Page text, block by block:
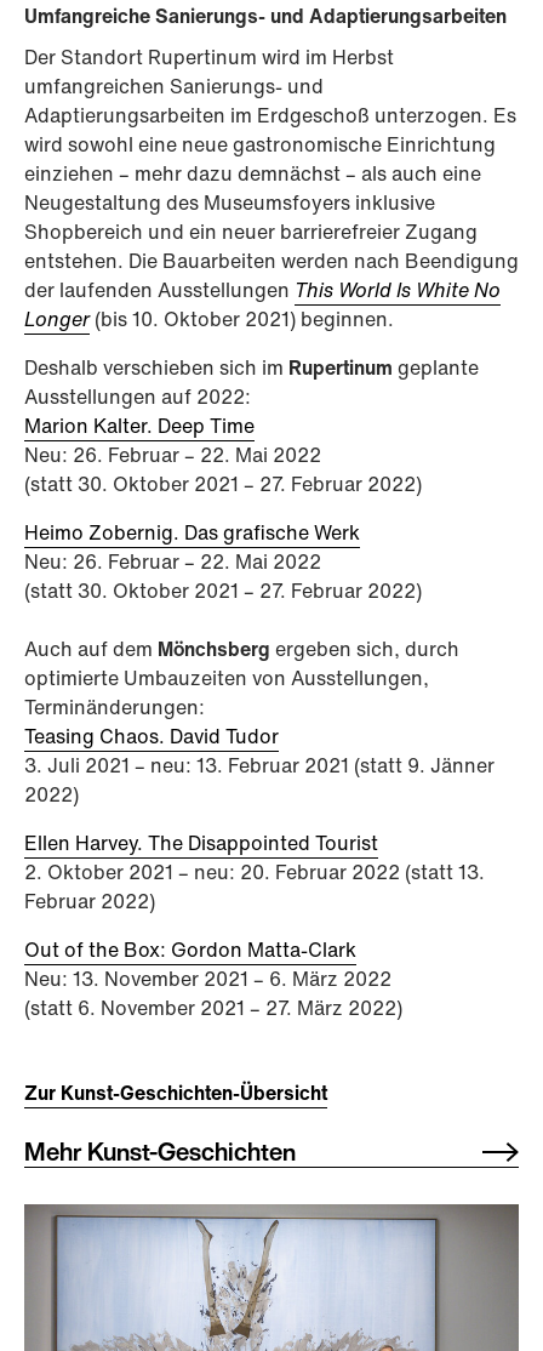
Umfangreiche Sanierungs- und Adaptierungsarbeiten
Der Standort Rupertinum wird im Herbst
umfangreichen Sanierungs- und
Adaptierungsarbeiten im Erdgeschoß unterzogen. Es
wird sowohl eine neue gastronomische Einrichtung
einziehen – mehr dazu demnächst – als auch eine
Neugestaltung des Museumsfoyers inklusive
Shopbereich und ein neuer barrierefreier Zugang
entstehen. Die Bauarbeiten werden nach Beendigung
der laufenden Ausstellungen This World Is White No
Longer(bis 10. Oktober 2021) beginnen.
Deshalb verschieben sich im Rupertinum geplante
Ausstellungen auf 2022:
Marion Kalter. Deep Time
Neu: 26. Februar – 22. Mai 2022
(statt 30. Oktober 2021 – 27. Februar 2022)
Heimo Zobernig. Das grafische Werk
Neu: 26. Februar – 22. Mai 2022
(statt 30. Oktober 2021 – 27. Februar 2022)
Auch auf dem Mönchsberg ergeben sich, durch
optimierte Umbauzeiten von Ausstellungen,
Terminänderungen:
Teasing Chaos. David Tudor
3. Juli 2021 – neu: 13. Februar 2021 (statt 9. Jänner
2022)
Ellen Harvey. The Disappointed Tourist
2. Oktober 2021 – neu: 20. Februar 2022 (statt 13.
Februar 2022)
Out of the Box: Gordon Matta-Clark
Neu: 13. November 2021 – 6. März 2022
(statt 6. November 2021 – 27. März 2022)
Zur Kunst-Geschichten-Übersicht
Mehr Kunst-Geschichten